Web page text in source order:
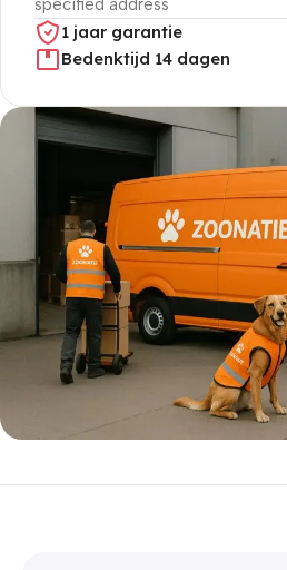
specified address
1 jaar garantie
Bedenktijd 14 dagen
5% korting met code